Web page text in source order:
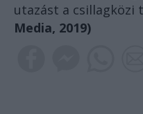
utazást a csillagközi
Media, 2019)